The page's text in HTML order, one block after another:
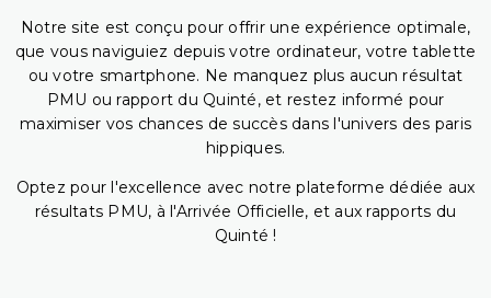
Notre site est conçu pour offrir une expérience optimale,
que vous naviguiez depuis votre ordinateur, votre tablette
ou votre smartphone. Ne manquez plus aucun résultat
PMU ou rapport du Quinté, et restez informé pour
maximiser vos chances de succès dans l'univers des paris
hippiques.
Optez pour l'excellence avec notre plateforme dédiée aux
résultats PMU, à l'Arrivée Officielle, et aux rapports du
Quinté !